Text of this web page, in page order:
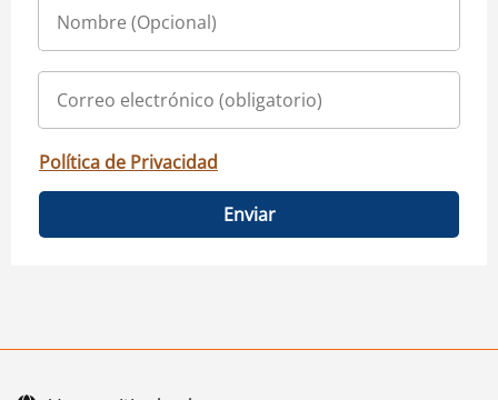
Política de Privacidad
Enviar